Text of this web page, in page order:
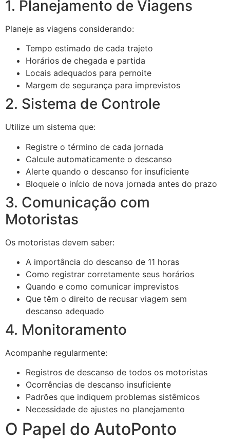
1. Planejamento de Viagens
Planeje as viagens considerando:
Tempo estimado de cada trajeto
Horários de chegada e partida
Locais adequados para pernoite
Margem de segurança para imprevistos
2. Sistema de Controle
Utilize um sistema que:
Registre o término de cada jornada
Calcule automaticamente o descanso
Alerte quando o descanso for insuficiente
Bloqueie o início de nova jornada antes do prazo
3. Comunicação com
Motoristas
Os motoristas devem saber:
A importância do descanso de 11 horas
Como registrar corretamente seus horários
Quando e como comunicar imprevistos
Que têm o direito de recusar viagem sem
descanso adequado
4. Monitoramento
Acompanhe regularmente:
Registros de descanso de todos os motoristas
Ocorrências de descanso insuficiente
Padrões que indiquem problemas sistêmicos
Necessidade de ajustes no planejamento
O Papel do AutoPonto